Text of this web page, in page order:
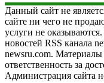
Данный сайт не
сайте ни чего не
услуги не
новостей RSS канала
newsru.com.
ответственность за
Администрация сайта